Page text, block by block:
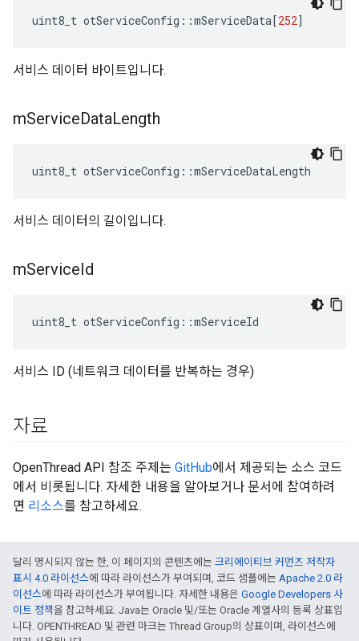
uint8_t otServiceConfig ::mServiceData[252]
서비스 데이터 바이트입니다.
mServiceDataLength
uint8_t otServiceConfig ::mServiceDataLength
서비스 데이터의 길이입니다.
mServiceId
uint8_t otServiceConfig ::mServiceId
서비스 ID (네트워크 데이터를 반복하는 경우)
자료
OpenThread API 참조 주제는 GitHub에서 제공되는 소스 코드
에서 비롯됩니다. 자세한 내용을 알아보거나 문서에 참여하려
면 리소스를 참고하세요.
달리 명시되지 않는 한, 이 페이지의 콘텐츠에는 크리에이티브 커먼즈 저작자
표시 4.0 라이선스에 따라 라이선스가 부여되며, 코드 샘플에는 Apache 2.0 라
이선스에 따라 라이선스가 부여됩니다. 자세한 내용은 Google Developers 사
이트 정책을 참고하세요. Java는 Oracle 및/또는 Oracle 계열사의 등록 상표입
니다. OPENTHREAD 및 관련 마크는 Thread Group의 상표이며, 라이선스에